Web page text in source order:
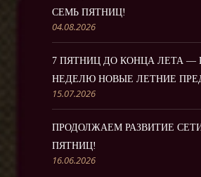
СЕМЬ ПЯТНИЦ!
04.08.2026
7 ПЯТНИЦ ДО КОНЦА ЛЕТА
НЕДЕЛЮ НОВЫЕ ЛЕТНИЕ
15.07.2026
ПРОДОЛЖАЕМ РАЗВИТИЕ
ПЯТНИЦ!
16.06.2026